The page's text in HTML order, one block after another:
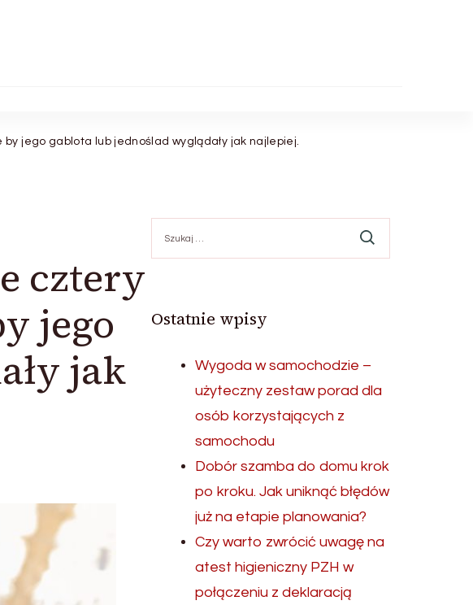
jego gablota lub jednoślad wyglądały jak najlepiej.
cztery
jego
jak
Ostatnie wpisy
Wygoda w samochodzie –
użyteczny zestaw porad dla
osób korzystających z
samochodu
Dobór szamba do domu krok
po kroku. Jak uniknąć błędów
już na etapie planowania?
Czy warto zwrócić uwagę na
atest higieniczny PZH w
połączeniu z deklaracją